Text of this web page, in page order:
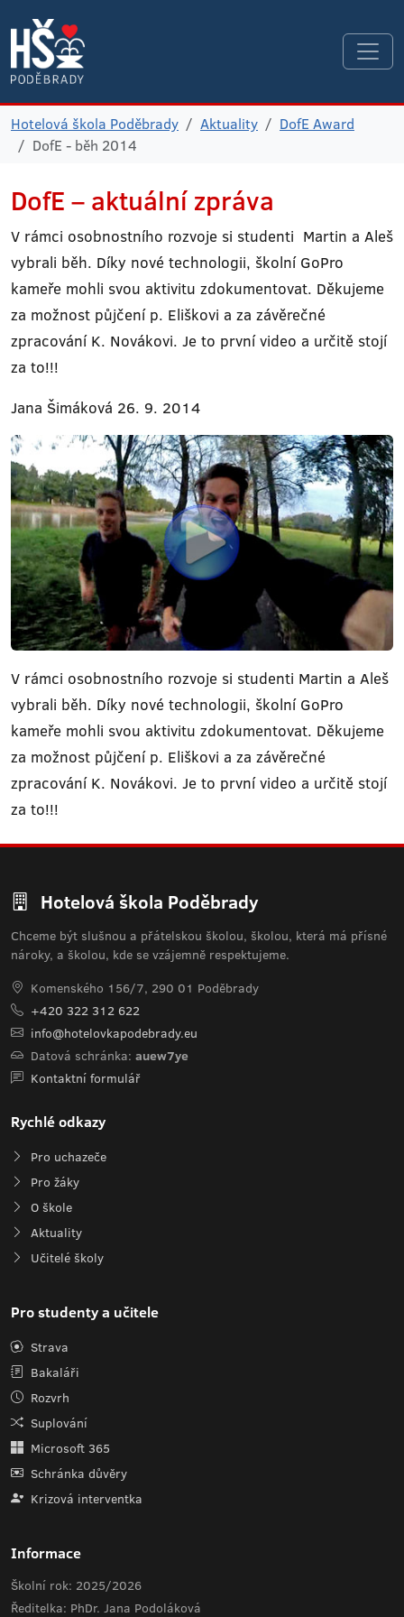
Hotelová škola Poděbrady Aktuality
DofE Award
DofE - běh 2014
DofE – aktuální zpráva
V rámci osobnostního rozvoje si studenti Martin a Aleš
vybrali běh. Díky nové technologii, školní GoPro
kameře mohli svou aktivitu zdokumentovat. Děkujeme
za možnost půjčení p. Eliškovi a za závěrečné
zpracování K. Novákovi. Je to první video a určitě stojí
za to!!!
Jana Šimáková 26. 9. 2014
V rámci osobnostního rozvoje si studenti Martin a Aleš
vybrali běh. Díky nové technologii, školní GoPro
kameře mohli svou aktivitu zdokumentovat. Děkujeme
za možnost půjčení p. Eliškovi a za závěrečné
zpracování K. Novákovi. Je to první video a určitě stojí
za to!!!
Hotelová škola Poděbrady
Chceme být slušnou a přátelskou školou, školou, která má přísné
nároky, a školou, kde se vzájemně respektujeme.
Komenského 156/7, 290 01 Poděbrady
+420 322 312 622
info@hotelovkapodebrady.eu
Datová schránka: auew7ye
Kontaktní formulář
Rychlé odkazy
Pro uchazeče
Pro žáky
O škole
Aktuality
Učitelé školy
Pro studenty a učitele
Strava
Bakaláři
Rozvrh
Suplování
Microsoft 365
Schránka důvěry
Krizová interventka
Informace
Školní rok: 2025/2026
Ředitelka: PhDr. Jana Podoláková